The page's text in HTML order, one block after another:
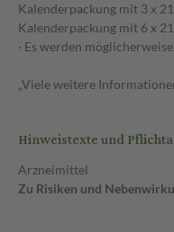
Kalenderpackung mit 3 x
Kalenderpackung mit 6 x
· Es werden
„Viele weitere
Hinweistexte und
Arzneimittel
Zu Risiken und